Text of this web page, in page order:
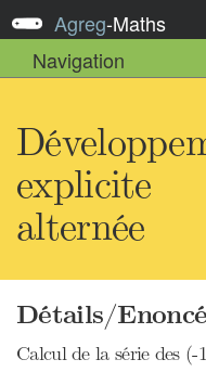
Agreg-Maths
Navigation
alternée
Détails/
Calcul de la série des